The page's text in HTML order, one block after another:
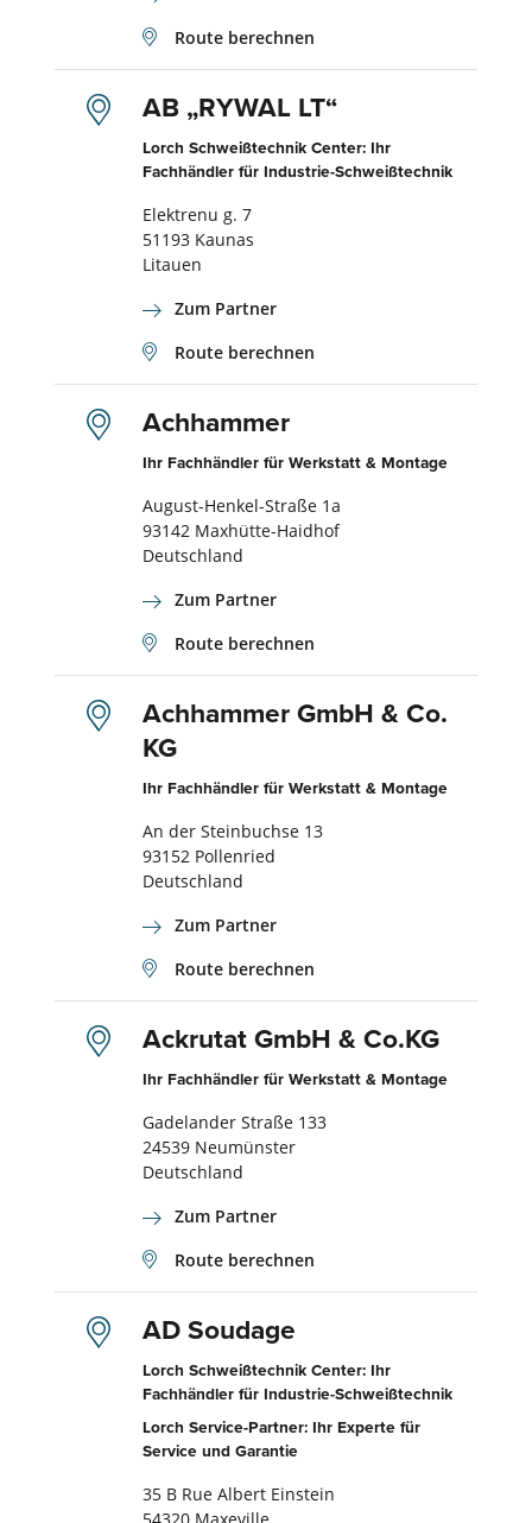
Route berechnen
AB „RYWAL LT“
Lorch Schweißtechnik Center: Ihr
Fachhändler für Industrie-Schweißtechnik
Elektrenu g. 7
51193 Kaunas
Litauen
Zum Partner
Route berechnen
Achhammer
Ihr Fachhändler für Werkstatt & Montage
August-Henkel-Straße 1a
93142 Maxhütte-Haidhof
Deutschland
Zum Partner
Route berechnen
Achhammer GmbH & Co.
KG
Ihr Fachhändler für Werkstatt & Montage
An der Steinbuchse 13
93152 Pollenried
Deutschland
Zum Partner
Route berechnen
Ackrutat GmbH & Co.KG
Ihr Fachhändler für Werkstatt & Montage
Gadelander Straße 133
24539 Neumünster
Deutschland
Zum Partner
Route berechnen
AD Soudage
Lorch Schweißtechnik Center: Ihr
Fachhändler für Industrie-Schweißtechnik
Lorch Service-Partner: Ihr Experte für
Service und Garantie
35 B Rue Albert Einstein